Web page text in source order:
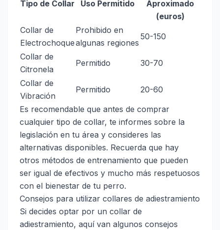
Tipo de Collar Uso Permitido
Aproximado
(euros)
Collar de
Electrochoque
Prohibido en
algunas regiones
50-150
Collar de
Citronela
Permitido 30-70
Collar de
Vibración
Permitido
20-60
Es recomendable que antes de comprar
cualquier tipo de collar, te informes sobre la
legislación en tu área y consideres las
alternativas disponibles. Recuerda que hay
otros métodos de entrenamiento que pueden
ser igual de efectivos y mucho más respetuosos
con el bienestar de tu perro.
Consejos para utilizar collares de adiestramiento
Si decides optar por un collar de
adiestramiento, aquí van algunos consejos